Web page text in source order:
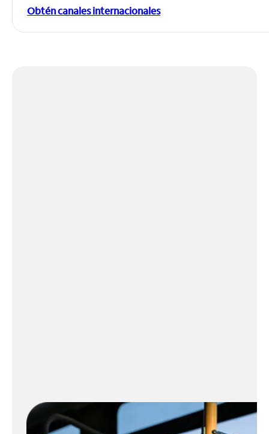
Obtén canales internacionales